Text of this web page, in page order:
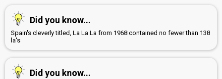
Did you know...
Spain's cleverly titled, La La La from 1968 contained no fewer than 138
la's
Did you know...